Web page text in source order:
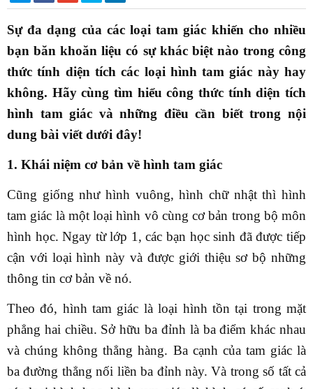
Sự đa dạng của các loại tam giác khiến cho nhiều
bạn băn khoăn liệu có sự khác biệt nào trong công
thức tính diện tích các loại hình tam giác này hay
không. Hãy cùng tìm hiểucông thức tính diện tích
hình tam giác và những điều cần biếttrong nội
dung bài viết dưới đây!
1. Khái niệm cơ bản về hình tam giác
Cũng giống như hình vuông, hình chữ nhật thì hình
tam giác là một loại hình vô cùng cơ bản trong bộ môn
hình học. Ngay từ lớp 1, các bạn học sinh đã được tiếp
cận với loại hình này và được giới thiệu sơ bộ những
thông tin cơ bản về nó.
Theo đó, hình tam giác là loại hình tồn tại trong mặt
phẳng hai chiều. Sở hữu ba đỉnh là ba điểm khác nhau
và chúng không thẳng hàng. Ba cạnh của tam giác là
ba đường thẳng nối liền ba đỉnh này. Và trong số tất cả